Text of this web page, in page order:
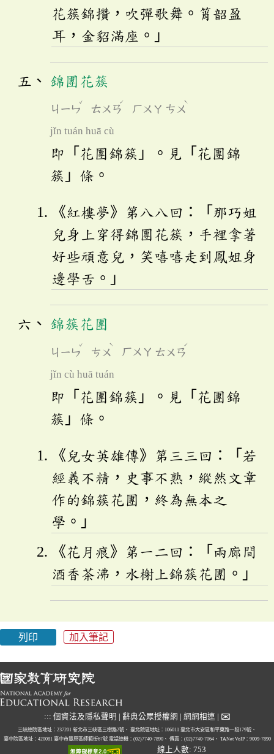
花簇錦攢，吹彈歌舞。筲韶盈
耳，金貂滿座。」
錦團花簇
ㄐㄧㄣ
ˇ
ㄊㄨㄢ
ˊ
ㄏㄨㄚ ㄘㄨ
ˋ
jǐn tuán huā cù
即「花團錦簇」。見「花團錦
簇」條。
《紅樓夢》第八八回：「那巧姐
兒身上穿得錦團花簇，手裡拿著
好些頑意兒，笑嘻嘻走到鳳姐身
邊學舌。」
錦簇花團
ㄐㄧㄣ
ˇ
ㄘㄨ
ˋ
ㄏㄨㄚ ㄊㄨㄢ
ˊ
jǐn cù huā tuán
即「花團錦簇」。見「花團錦
簇」條。
《兒女英雄傳》第三三回：「若
經義不精，史事不熟，縱然文章
作的錦簇花團，終為無本之
學。」
《花月痕》第一二回：「兩廊間
酒香茶沸，水榭上錦簇花團。」
列印 加入筆記
::: 個資法及隱私聲明 辭典公眾授權網 網網相連 ✉
三峽總院區地址：237201 新北市三峽區三樹路2號、 臺北院區地址：106011 臺北市大安區和平東路一段179號、
臺中院區地址：420081 臺中市豐原區師範街67號 電話總機：(02)7740-7890、 傳真：(02)7740-7064、 TANet VoIP：9009-7890
線上人數: 753